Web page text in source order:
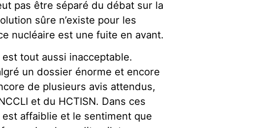
pas être séparé du débat sur la
sûre n’existe pour les
nucléaire est une fuite en avant.
tout aussi inacceptable.
un dossier énorme et encore
de plusieurs avis attendus,
et du HCTISN. Dans ces
affaiblie et le sentiment que